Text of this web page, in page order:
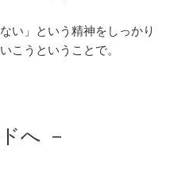
い」という精神をしっかり
こうということで。
へ －